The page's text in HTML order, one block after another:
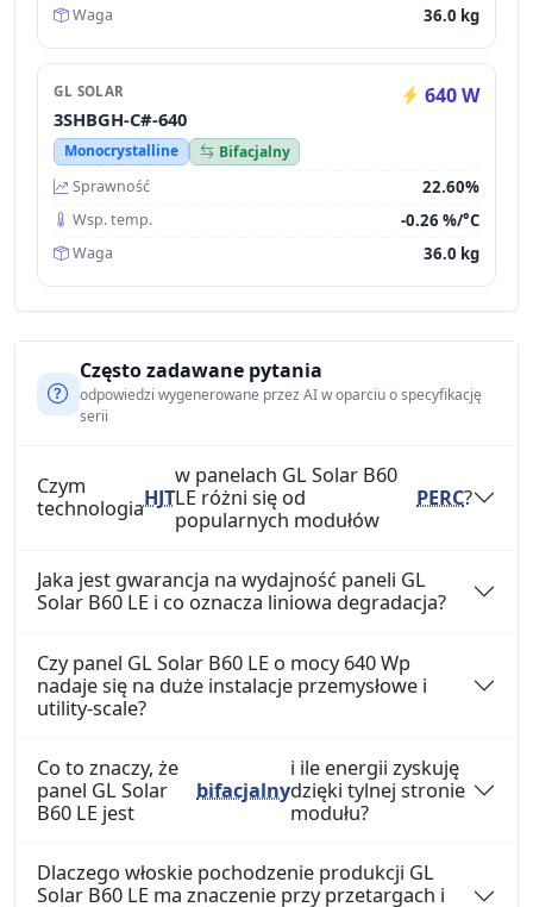
Waga 36.0 kg
GL SOLAR 640 W
3SHBGH-C#-640
Monocrystalline
Bifacjalny
Sprawność
22.60%
Wsp. temp. -0.26 %/°C
Waga 36.0 kg
Często zadawane pytania
odpowiedzi wygenerowane przez AI w oparciu o specyfikację
serii
Czym
technologiaHJT
w panelach GL Solar B60
LE różni się od
popularnych modułów
PERC?
Jaka jest gwarancja na wydajność paneli GL
Solar B60 LE i co oznacza liniowa degradacja?
Czy panel GL Solar B60 LE o mocy 640 Wp
nadaje się na duże instalacje przemysłowe i
utility-scale?
Co to znaczy, że
panel GL Solar
B60 LE jest
bifacjalny
i ile energii zyskuję
dzięki tylnej stronie
modułu?
Dlaczego włoskie pochodzenie produkcji GL
Solar B60 LE ma znaczenie przy przetargach i